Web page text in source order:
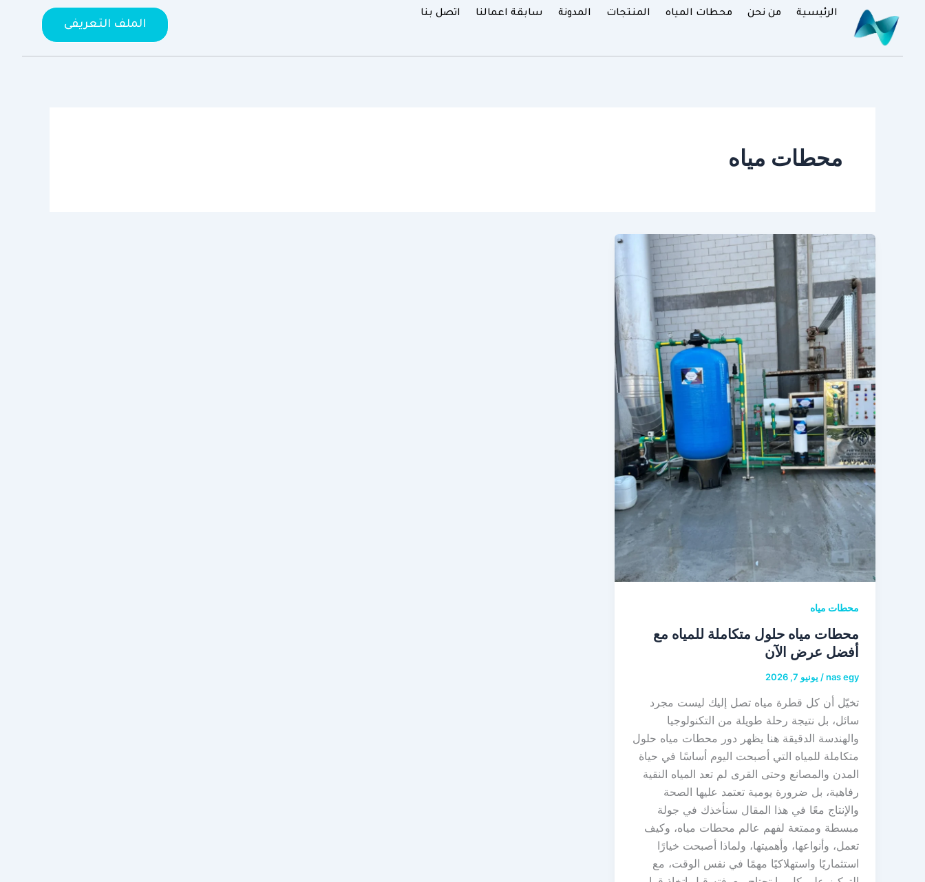
المحتوى
الرئيسية من نحن محطات المياه المنتجات المدونة سابقة اعمالنا اتصل بنا
الملف التعريفى
محطات مياه
محطات مياه
محطات مياه حلول متكاملة للمياه مع
أفضل عرض الآن
nas egy
/ يونيو 7, 2026
تخيّل أن كل قطرة مياه تصل إليك ليست مجرد
سائل، بل نتيجة رحلة طويلة من التكنولوجيا
والهندسة الدقيقة هنا يظهر دور محطات مياه حلول
متكاملة للمياه التي أصبحت اليوم أساسًا في حياة
المدن والمصانع وحتى القرى لم تعد المياه النقية
رفاهية، بل ضرورة يومية تعتمد عليها الصحة
والإنتاج معًا في هذا المقال سنأخذك في جولة
مبسطة وممتعة لفهم عالم محطات مياه، وكيف
تعمل، وأنواعها، وأهميتها، ولماذا أصبحت خيارًا
استثماريًا واستهلاكيًا مهمًا في نفس الوقت، مع